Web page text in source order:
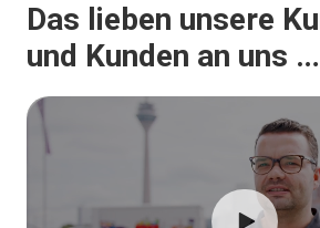
Das lieben unsere
und Kunden an uns …